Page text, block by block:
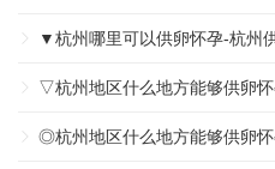
▼杭州哪里可以供卵怀孕-杭州
▽杭州地区什么地方能够供卵
◎杭州地区什么地方能够供卵